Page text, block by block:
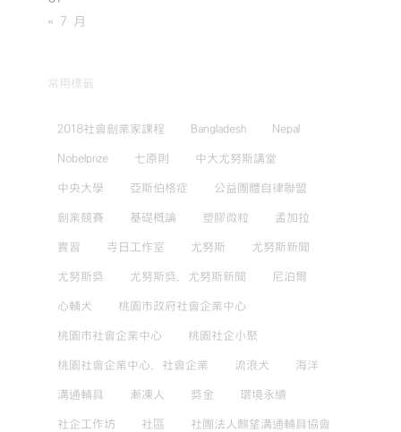
« 7 月
常用標籤
2018社會創業家課程 Bangladesh Nepal
Nobelprize 七原則 中大尤努斯講堂
中央大學 亞斯伯格症 公益團體自律聯盟
創業競賽 基礎概論 塑膠微粒 孟加拉
實習 寺日工作室 尤努斯 尤努斯新聞
尤努斯獎 尤努斯獎，尤努斯新聞 尼泊爾
心輔犬 桃園市政府社會企業中心
桃園市社會企業中心 桃園社企小聚
桃園社會企業中心，社會企業 流浪犬 海洋
溝通輔具 漸凍人 獎金 環境永續
社企工作坊 社區 社團法人麒望溝通輔具協會